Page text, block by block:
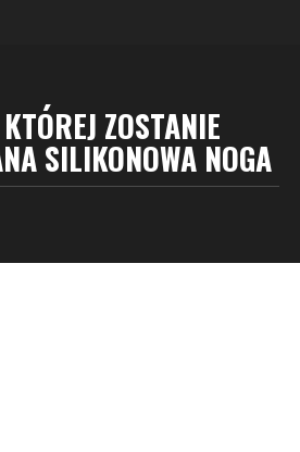
ZOSTANIE
SILIKONOWA NOGA